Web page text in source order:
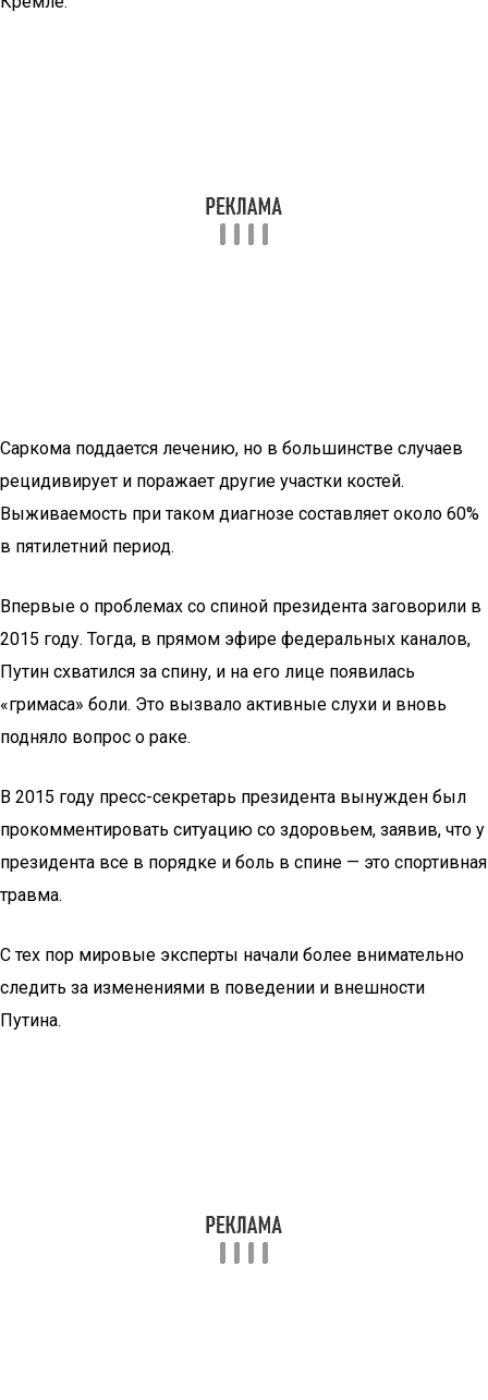
Саркома поддается лечению, но в большинстве случаев
рецидивирует и поражает другие участки костей.
Выживаемость при таком диагнозе составляет около 60%
в пятилетний период.
Впервые о проблемах со спиной президента заговорили в
2015 году. Тогда, в прямом эфире федеральных каналов,
Путин схватился за спину, и на его лице появилась
«гримаса» боли. Это вызвало активные слухи и вновь
подняло вопрос о раке.
В 2015 году пресс-секретарь президента вынужден был
прокомментировать ситуацию со здоровьем, заявив, что у
президента все в порядке и боль в спине — это спортивная
травма.
С тех пор мировые эксперты начали более внимательно
следить за изменениями в поведении и внешности
Путина.